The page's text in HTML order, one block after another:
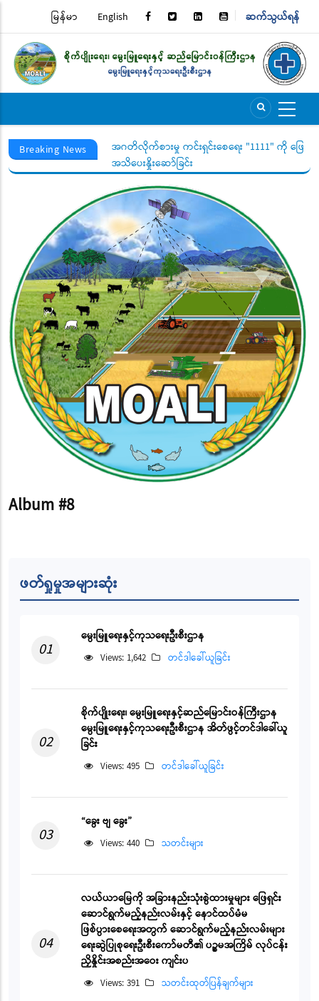
content
TOP
MENU
ဆက်သွယ်ရန်
မြန်မာ English
Breaking News
ရေးအသိပေးနှိုးဆော်
အဂတိလိုက်စားမှု ကင်းရှင်းစေရေး "1111" ကို ဖြေကြ
အသိပေးနှိုးဆော်ခြင်း
Album #8
ဖတ်ရှုမှုအများဆုံး
01
မွေးမြူရေးနှင့်ကုသရေးဦးစီးဌာန
Views: 1,642 တင်ဒါခေါ်ယူခြင်း
02
စိုက်ပျိုးရေး၊ မွေးမြူရေးနှင့်ဆည်မြောင်းဝန်ကြီးဌာန
မွေးမြူရေးနှင့်ကုသရေးဦးစီးဌာန အိတ်ဖွင့်တင်ဒါခေါ်ယူ
ခြင်း
Views: 495 တင်ဒါခေါ်ယူခြင်း
03
“ခွေး ဗျ ခွေး”
Views: 440 သတင်းများ
04
လယ်ယာမြေကို အခြားနည်းသုံးစွဲထားမှုများ ဖြေရှင်း
ဆောင်ရွက်မည့်နည်းလမ်းနှင့် နောင်ထပ်မံမ
ဖြစ်ပွားစေရေးအတွက် ဆောင်ရွက်မည့်နည်းလမ်းများ
ရေးဆွဲပြုစုရေးဦးစီးကော်မတီ၏ ပဉ္စမအကြိမ် လုပ်ငန်း
ညှိနှိုင်းအစည်းအဝေး ကျင်းပ
Views: 391 သတင်းထုတ်ပြန်ချက်များ